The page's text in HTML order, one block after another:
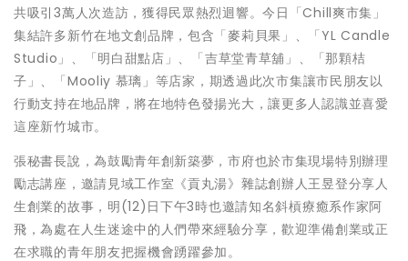
共吸引3萬人次造訪，獲得民眾熱烈迴響。今日「Chill爽市集」
集結許多新竹在地文創品牌，包含「麥莉貝果」、「YL Candle
Studio」、「明白甜點店」、「吉草堂青草舖」、「那顆桔
子」、「Mooliy 慕璃」等店家，期透過此次市集讓市民朋友以
行動支持在地品牌，將在地特色發揚光大，讓更多人認識並喜愛
這座新竹城市。
張秘書長說，為鼓勵青年創新築夢，市府也於市集現場特別辦理
勵志講座，邀請見域工作室《貢丸湯》雜誌創辦人王昱登分享人
生創業的故事，明(12)日下午3時也邀請知名斜槓療癒系作家阿
飛，為處在人生迷途中的人們帶來經驗分享，歡迎準備創業或正
在求職的青年朋友把握機會踴躍參加。